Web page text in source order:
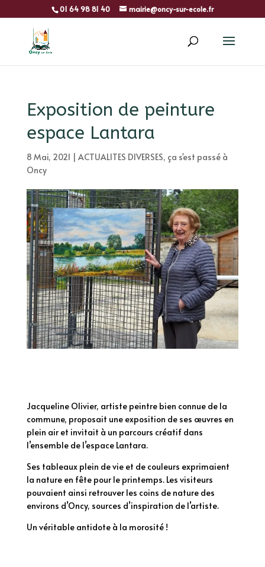
01 64 98 81 40 mairie@oncy-sur-ecole.fr
Exposition de peinture
espace Lantara
8 Mai, 2021 | ACTUALITES DIVERSES, ça s'est passé à
Oncy
Jacqueline Olivier, artiste peintre bien connue de la
commune, proposait une exposition de ses œuvres en
plein air et invitait à un parcours créatif dans
l’ensemble de l’espace Lantara.
Ses tableaux plein de vie et de couleurs exprimaient
la nature en fête pour le printemps. Les visiteurs
pouvaient ainsi retrouver les coins de nature des
environs d’Oncy, sources d’inspiration de l’artiste.
Un véritable antidote à la morosité !